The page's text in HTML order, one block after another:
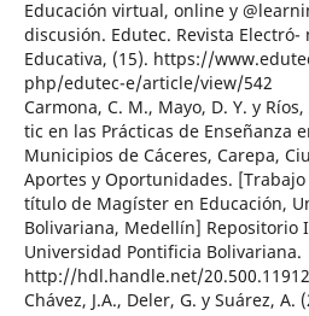
Educación virtual, online y
discusión. Edutec. Revista Electró-
Educativa, (15). https://
php/edutec-e/article/view/542
Carmona, C. M., Mayo, D. Y. y
tic en las Prácticas de Enseñanza
Municipios de Cáceres, Carepa,
Aportes y Oportunidades.
título de Magíster en Educación,
Bolivariana, Medellín] Repositorio
Universidad Pontificia Bolivariana.
http://hdl.handle.net/
Chávez, J.A., Deler, G. y Suárez, A.